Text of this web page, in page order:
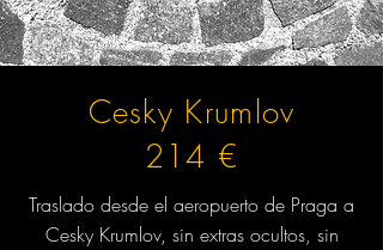
Cesky Krumlov
214 €
Traslado desde el aeropuerto de Praga a
Cesky Krumlov, sin extras ocultos, sin